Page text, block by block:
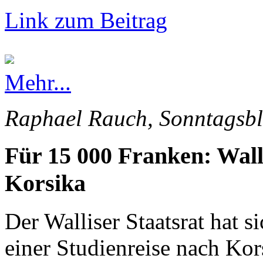
Link zum Beitrag
Mehr...
Raphael Rauch,
Für 15 000 Franken:
Korsika
Der Walliser Staatsrat hat
einer Studienreise nach